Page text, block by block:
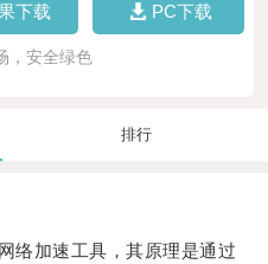
下载 PC下载
，安全绿色
排行
加速工具，其原理是通过